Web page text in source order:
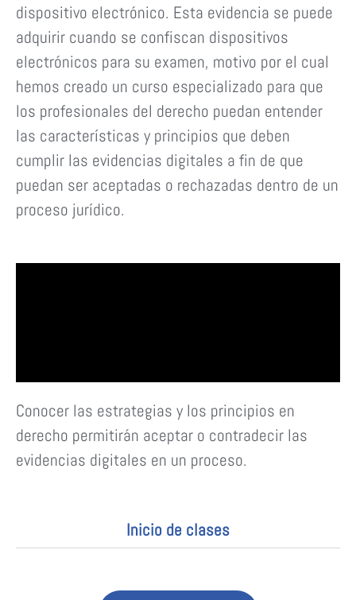
dispositivo electrónico. Esta evidencia se puede
adquirir cuando se confiscan dispositivos
electrónicos para su examen, motivo por el cual
hemos creado un curso especializado para que
los profesionales del derecho puedan entender
las características y principios que deben
cumplir las evidencias digitales a fin de que
puedan ser aceptadas o rechazadas dentro de un
proceso jurídico.
Conocer las estrategias y los principios en
derecho permitirán aceptar o contradecir las
evidencias digitales en un proceso.
Inicio de clases